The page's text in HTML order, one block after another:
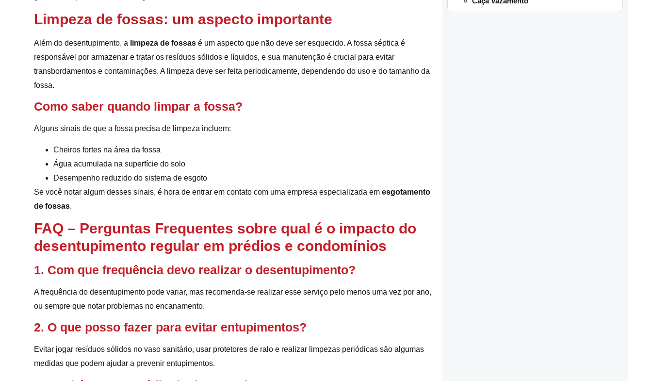
Limpeza de fossas: um aspecto importante
Além do desentupimento, a limpeza de fossas é um aspecto que não deve ser esquecido. A fossa séptica é
responsável por armazenar e tratar os resíduos sólidos e líquidos, e sua manutenção é crucial para evitar
transbordamentos e contaminações. A limpeza deve ser feita periodicamente, dependendo do uso e do tamanho da
fossa.
Como saber quando limpar a fossa?
Alguns sinais de que a fossa precisa de limpeza incluem:
Cheiros fortes na área da fossa
Água acumulada na superfície do solo
Desempenho reduzido do sistema de esgoto
Se você notar algum desses sinais, é hora de entrar em contato com uma empresa especializada em esgotamento
de fossas.
FAQ – Perguntas Frequentes sobre qual é o impacto do
desentupimento regular em prédios e condomínios
1. Com que frequência devo realizar o desentupimento?
A frequência do desentupimento pode variar, mas recomenda-se realizar esse serviço pelo menos uma vez por ano,
ou sempre que notar problemas no encanamento.
2. O que posso fazer para evitar entupimentos?
Evitar jogar resíduos sólidos no vaso sanitário, usar protetores de ralo e realizar limpezas periódicas são algumas
medidas que podem ajudar a prevenir entupimentos.